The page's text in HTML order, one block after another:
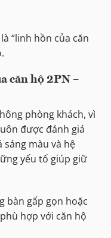
“linh hồn của căn
căn hộ 2PN –
phòng khách, vì
được đánh giá
sáng màu và hệ
yếu tố giúp giữ
bàn gấp gọn hoặc
hợp với căn hộ